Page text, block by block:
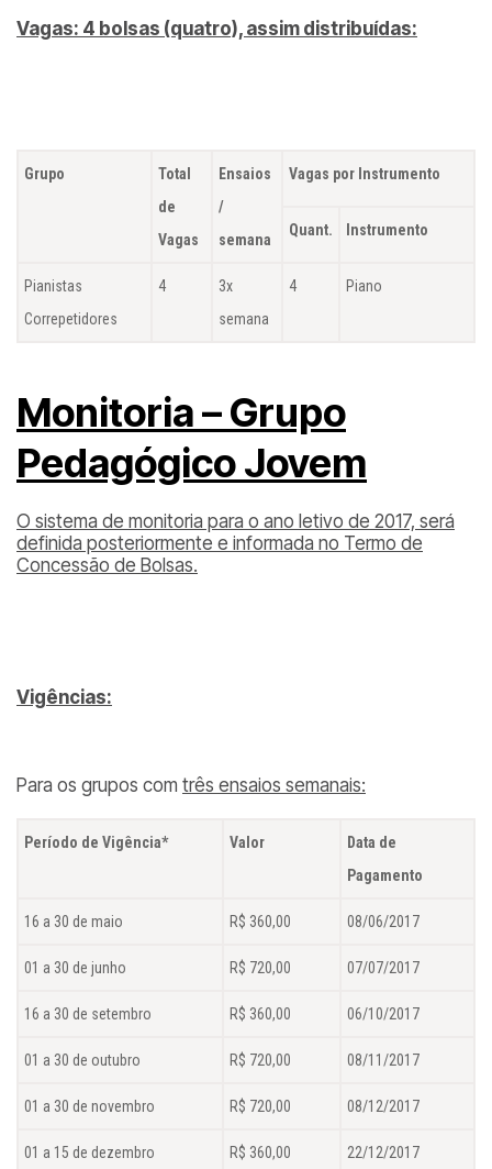
Vagas: 4 bolsas (quatro), assim distribuídas:
Grupo
Total
de
Vagas
Ensaios
/
semana
Vagas por Instrumento
Quant. Instrumento
Pianistas
Correpetidores
4
3x
semana
4 Piano
Monitoria – Grupo
Pedagógico Jovem
O sistema de monitoria para o ano letivo de 2017, será
definida posteriormente e informada no Termo de
Concessão de Bolsas.
Vigências:
Para os grupos com três ensaios semanais:
Período de Vigência* Valor
Data de
Pagamento
16 a 30 de maio R$ 360,00 08/06/2017
01 a 30 de junho R$ 720,00 07/07/2017
16 a 30 de setembro R$ 360,00 06/10/2017
01 a 30 de outubro R$ 720,00 08/11/2017
01 a 30 de novembro R$ 720,00 08/12/2017
01 a 15 de dezembro R$ 360,00 22/12/2017